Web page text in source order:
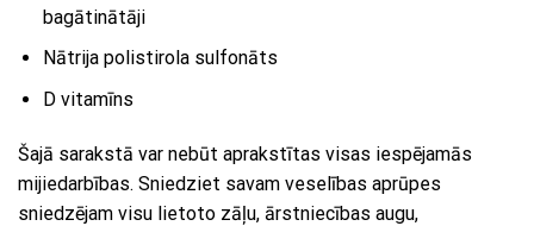
bagātinātāji
Nātrija polistirola sulfonāts
D vitamīns
Šajā sarakstā var nebūt aprakstītas visas iespējamās
mijiedarbības. Sniedziet savam veselības aprūpes
sniedzējam visu lietoto zāļu, ārstniecības augu,